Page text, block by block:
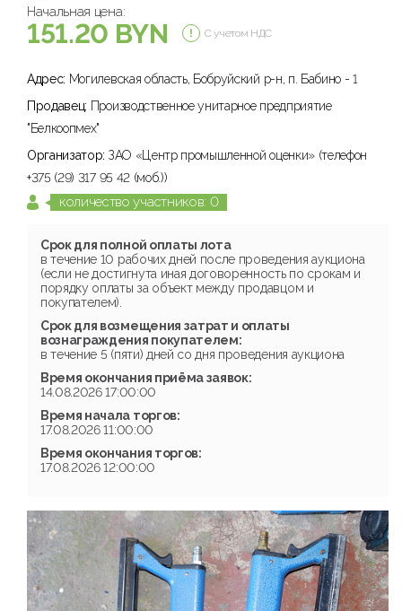
Начальная цена:
151.20 BYN С учетом НДС
Адрес: Могилевская область, Бобруйский р-н, п. Бабино - 1
Продавец: Производственное унитарное предприятие
"Белкоопмех"
Организатор: ЗАО «Центр промышленной оценки» (телефон
+375 (29) 317 95 42 (моб.))
количество участников: 0
Срок для полной оплаты лота
в течение 10 рабочих дней после проведения аукциона
(если не достигнута иная договоренность по срокам и
порядку оплаты за объект между продавцом и
покупателем).
Срок для возмещения затрат и оплаты
вознаграждения покупателем:
в течение 5 (пяти) дней со дня проведения аукциона
Время окончания приёма заявок:
14.08.2026 17:00:00
Время начала торгов:
17.08.2026 11:00:00
Время окончания торгов:
17.08.2026 12:00:00